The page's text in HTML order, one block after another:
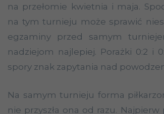
na przełomie kwietnia i maja.
na tym turnieju może sprawić
egzaminy przed samym
nadziejom najlepiej. Porażki 0:2 i
spory znak zapytania nad
Na samym turnieju forma
nie przyszła ona od razu.